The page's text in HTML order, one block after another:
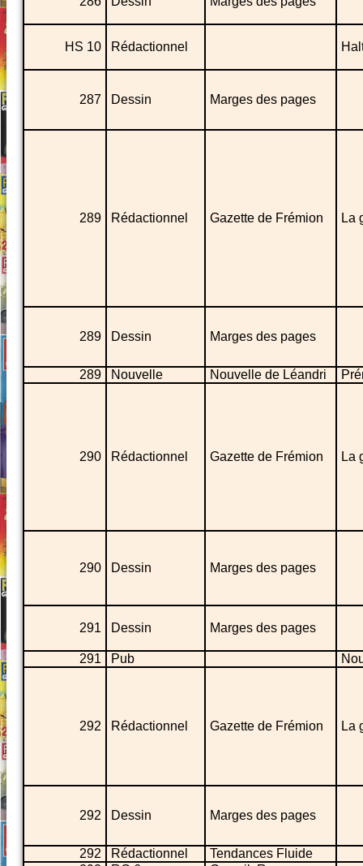
HS 10 Rédactionnel
287 Dessin Marges des pages
289 Rédactionnel Gazette de Frémion La
289 Dessin Marges des pages
289 Nouvelle Nouvelle de Léandri
290 Rédactionnel Gazette de Frémion La
290 Dessin Marges des pages
291 Dessin Marges des pages
291 Pub
292 Rédactionnel Gazette de Frémion La
292 Dessin Marges des pages
292 Rédactionnel
Tendances Fluide